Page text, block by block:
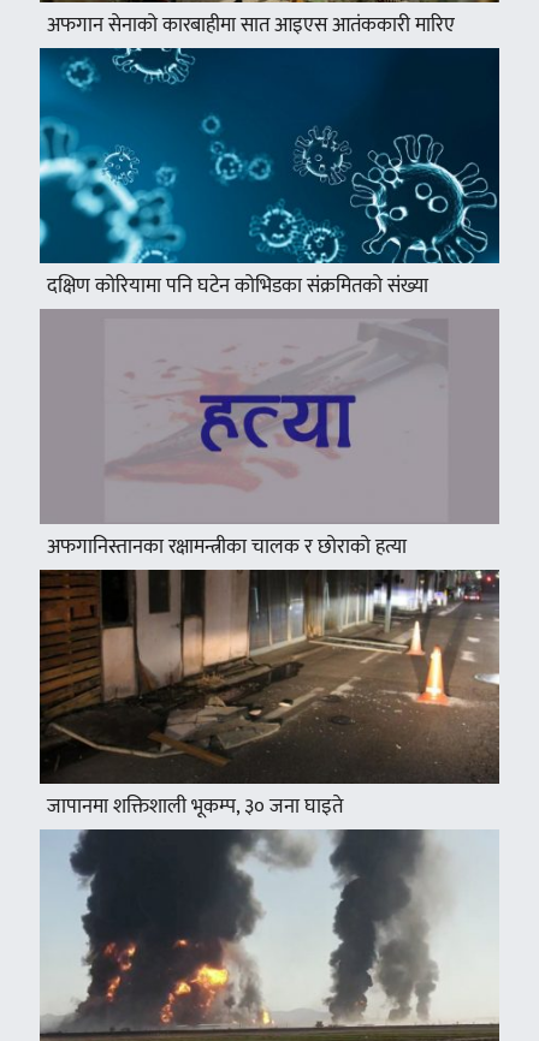
अफगान सेनाको कारबाहीमा सात आइएस आतंककारी मारिए
दक्षिण कोरियामा पनि घटेन कोभिडका संक्रमितको संख्या
अफगानिस्तानका रक्षामन्त्रीका चालक र छोराको हत्या
जापानमा शक्तिशाली भूकम्प, ३० जना घाइते